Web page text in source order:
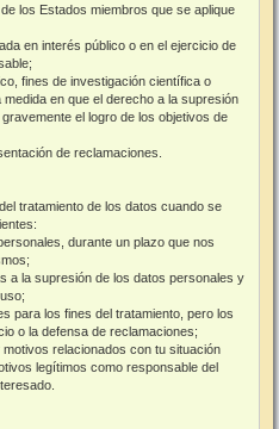
los Estados miembros que se aplique
en interés público o en el ejercicio de
fines de investigación científica o
en que el derecho a la supresión
el logro de los objetivos de
de reclamaciones.
tratamiento de los datos cuando se
durante un plazo que nos
a la supresión de los datos personales y
para los fines del tratamiento, pero los
o la defensa de reclamaciones;
relacionados con tu situación
legítimos como responsable del